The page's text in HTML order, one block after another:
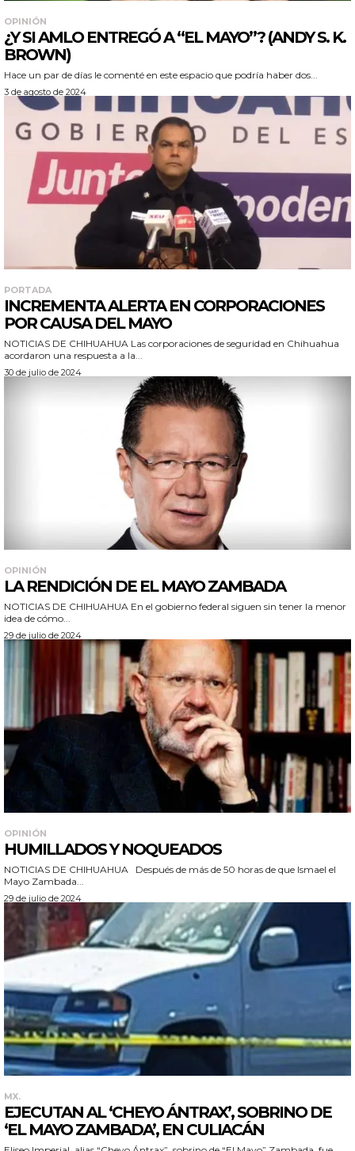
OPINIÓN
¿Y SI AMLO ENTREGÓ A “EL MAYO”? (ANDY S. K.
BROWN)
Hace un par de días le comenté en este espacio que podría haber dos...
3 de agosto de 2024
PORTADA
INCREMENTA ALERTA EN CORPORACIONES
POR CAUSA DEL MAYO
NOTICIAS DE CHIHUAHUA Las corporaciones de seguridad en Chihuahua
acordaron una respuesta a la...
30 de julio de 2024
OPINIÓN
LA RENDICIÓN DE EL MAYO ZAMBADA
NOTICIAS DE CHIHUAHUA En el gobierno federal siguen sin tener la menor
idea de cómo...
29 de julio de 2024
OPINIÓN
HUMILLADOS Y NOQUEADOS
NOTICIAS DE CHIHUAHUA Después de más de 50 horas de que Ismael el
Mayo Zambada...
29 de julio de 2024
MX.
EJECUTAN AL ‘CHEYO ÁNTRAX’, SOBRINO DE
‘EL MAYO ZAMBADA’, EN CULIACÁN